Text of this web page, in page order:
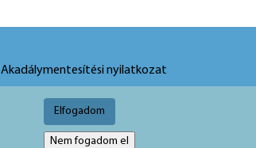
Elfogadom
Nem fogadom el
Akadálymentesítési nyilatkozat